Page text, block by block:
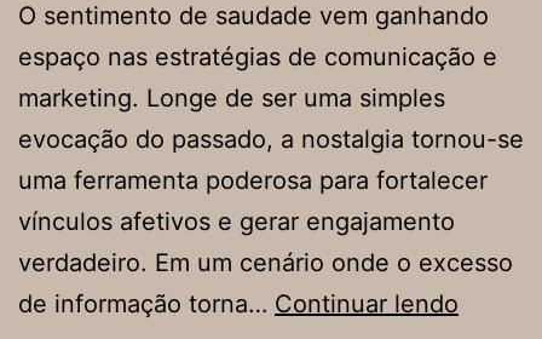
O sentimento de saudade vem ganhando
espaço nas estratégias de comunicação e
marketing. Longe de ser uma simples
evocação do passado, a nostalgia tornou-se
uma ferramenta poderosa para fortalecer
vínculos afetivos e gerar engajamento
verdadeiro. Em um cenário onde o excesso
de informação torna… Continuar lendo